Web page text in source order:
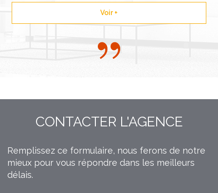
Voir +
CONTACTER L'AGENCE
Remplissez ce formulaire, nous ferons de notre
mieux pour vous répondre dans les meilleurs
délais.